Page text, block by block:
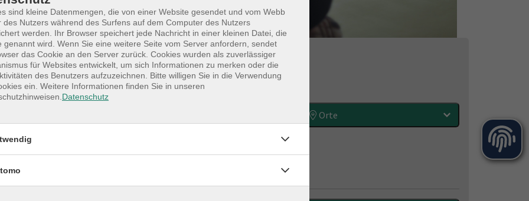
Wirbelsäulen Qigong
Orte
sind kleine Datenmengen, die von einer Website gesendet und vom Webb
des Nutzers während des Surfens auf dem Computer des Nutzers
werden. Ihr Browser speichert jede Nachricht in einer kleinen Datei, die
genannt wird. Wenn Sie eine weitere Seite vom Server anfordern, sendet
das Cookie an den Server zurück. Cookies wurden als zuverlässiger
für Websites entwickelt, um sich Informationen zu merken oder die
des Benutzers aufzuzeichnen. Bitte willigen Sie in die Verwendung
ein. Weitere Informationen finden Sie in unseren
Datenschutz